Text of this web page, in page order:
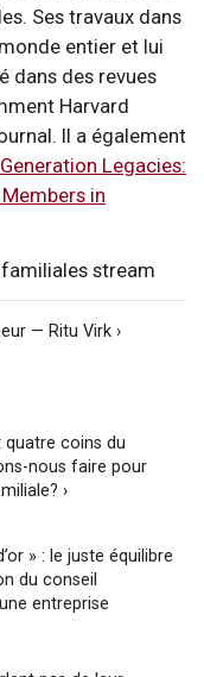
Ses travaux dans
entier et lui
dans des revues
Harvard
Il a également
Legacies:
in
stream
— Ritu Virk ›
quatre coins du
nous faire pour
›
» : le juste équilibre
du conseil
entreprise